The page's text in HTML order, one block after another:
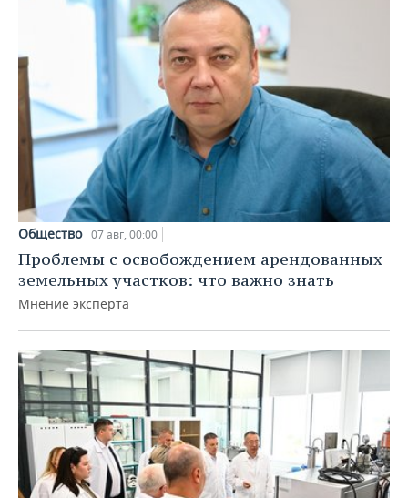
Общество 07 авг, 00:00
Проблемы с освобождением арендованных
земельных участков: что важно знать
Мнение эксперта